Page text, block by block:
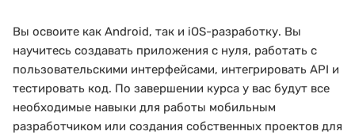
Вы освоите как Android, так и iOS-разработку. Вы
научитесь создавать приложения с нуля, работать с
пользовательскими интерфейсами, интегрировать API и
тестировать код. По завершении курса у вас будут все
необходимые навыки для работы мобильным
разработчиком или создания собственных проектов для